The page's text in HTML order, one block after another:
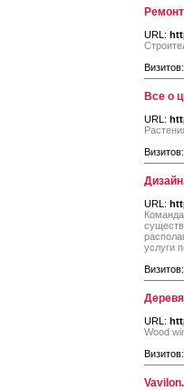
Ремонт
URL:
Визитов:
Все о
URL:
Визитов:
URL:
услуги
Визитов:
URL:
Wood
Визитов: